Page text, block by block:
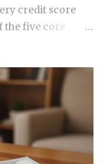
credit score
the five core
Payment
builds a
a closed one
bills. Credit
loans
installment